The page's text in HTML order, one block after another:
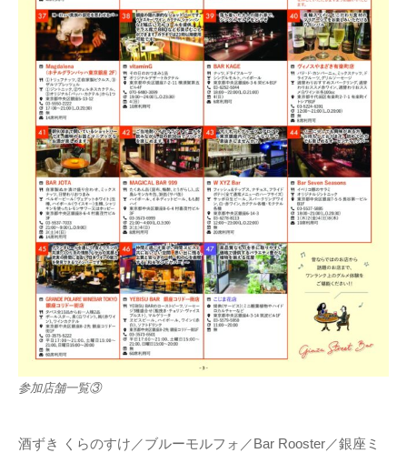
参加店舗一覧③
酒ずき くらのすけ／ブルーモルフォ／Bar Rooster／銀座ミ